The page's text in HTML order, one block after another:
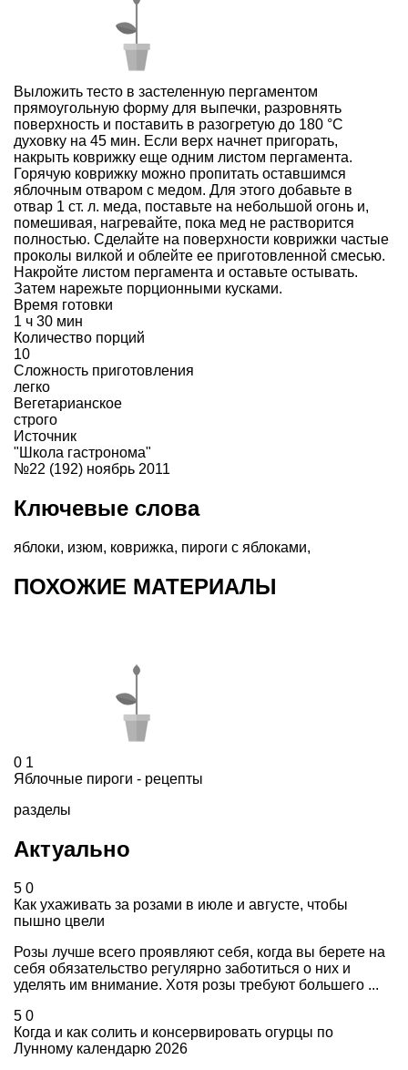
Выложить тесто в застеленную пергаментом
прямоугольную форму для выпечки, разровнять
поверхность и поставить в разогретую до 180 °С
духовку на 45 мин. Если верх начнет пригорать,
накрыть коврижку еще одним листом пергамента.
Горячую коврижку можно пропитать оставшимся
яблочным отваром с медом. Для этого добавьте в
отвар 1 ст. л. меда, поставьте на небольшой огонь и,
помешивая, нагревайте, пока мед не растворится
полностью. Сделайте на поверхности коврижки частые
проколы вилкой и облейте ее приготовленной смесью.
Накройте листом пергамента и оставьте остывать.
Затем нарежьте порционными кусками.
Время готовки
1 ч 30 мин
Количество порций
10
Сложность приготовления
легко
Вегетарианское
строго
Источник
"Школа гастронома"
№22 (192) ноябрь 2011
Ключевые слова
яблоки, изюм, коврижка, пироги с яблоками,
ПОХОЖИЕ МАТЕРИАЛЫ
0 1
Яблочные пироги - рецепты
разделы
Актуально
5 0
Как ухаживать за розами в июле и августе, чтобы
пышно цвели
Розы лучше всего проявляют себя, когда вы берете на
себя обязательство регулярно заботиться о них и
уделять им внимание. Хотя розы требуют большего ...
5 0
Когда и как солить и консервировать огурцы по
Лунному календарю 2026